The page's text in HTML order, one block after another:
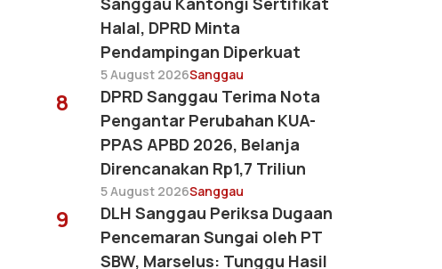
Halal, DPRD Minta
Pendampingan Diperkuat
5 August 2026Sanggau
8
DPRD Sanggau Terima Nota
Pengantar Perubahan KUA-
PPAS APBD 2026, Belanja
Direncanakan Rp1,7 Triliun
5 August 2026Sanggau
9
DLH Sanggau Periksa Dugaan
Pencemaran Sungai oleh PT
SBW, Marselus: Tunggu Hasil